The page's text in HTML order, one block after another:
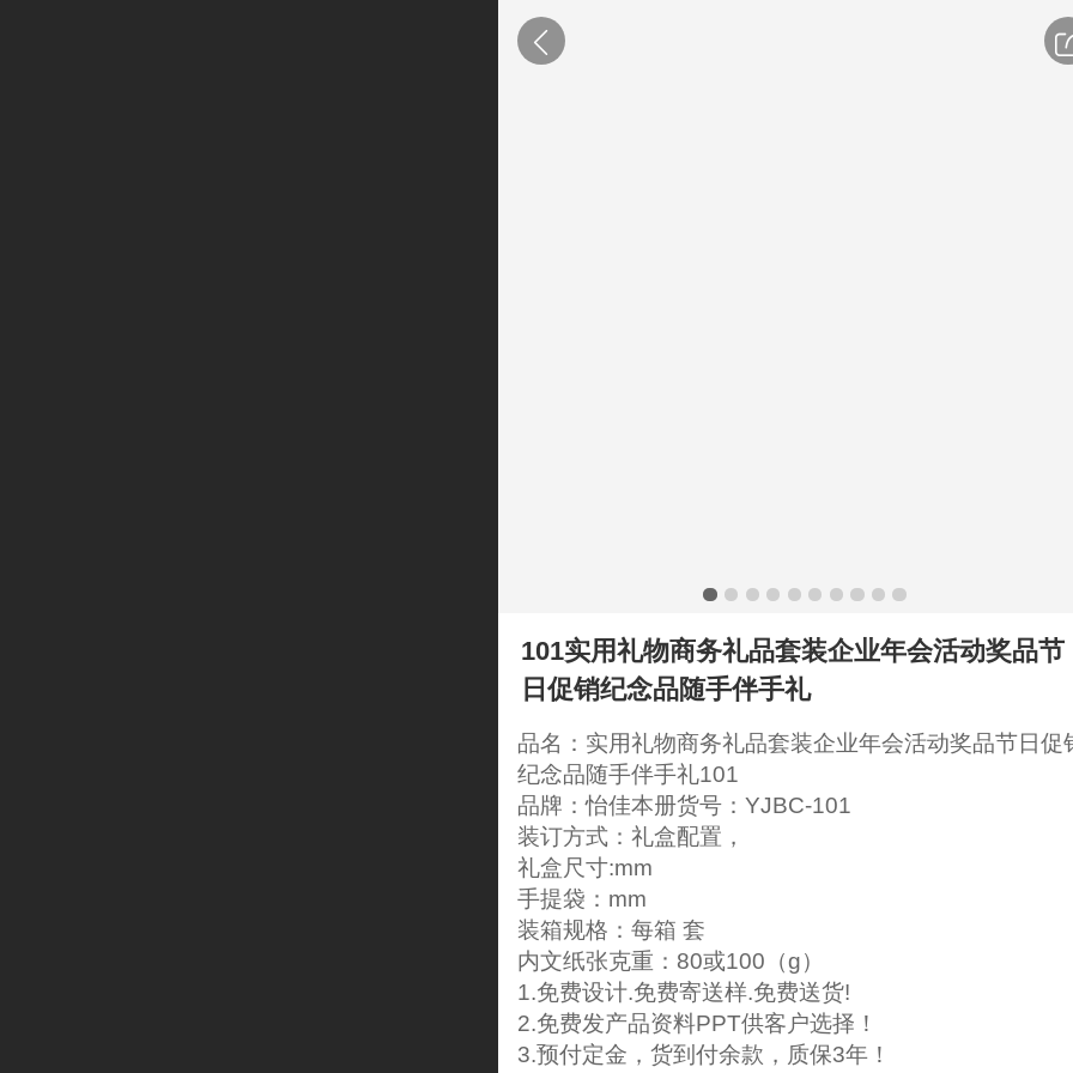
101实用礼物商务礼品套装企业年会活动奖品节
日促销纪念品随手伴手礼
品名：实用礼物商务礼品套装企业年会活动奖品节日促
纪念品随手伴手礼101
品牌：怡佳本册货号：YJBC-101
装订方式：礼盒配置，
礼盒尺寸:mm
手提袋：mm
装箱规格：每箱 套
内文纸张克重：80或100（g）
1.免费设计.免费寄送样.免费送货!
2.免费发产品资料PPT供客户选择！
3.预付定金，货到付余款，质保3年！